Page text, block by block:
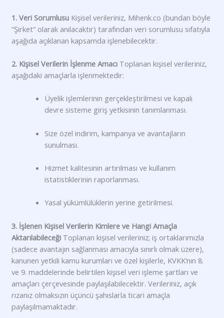
1. Veri Sorumlusu Kişisel verileriniz, Mihenk.co (bundan böyle
“Şirket” olarak anılacaktır) tarafından veri sorumlusu sıfatıyla
aşağıda açıklanan kapsamda işlenebilecektir.
2. Kişisel Verilerin İşlenme Amacı Toplanan kişisel verileriniz,
aşağıdaki amaçlarla işlenmektedir:
Üyelik işlemlerinin gerçekleştirilmesi ve kapalı
devre sisteme giriş yetkisinin tanımlanması.
Size özel indirim, kampanya ve avantajların
sunulması.
Hizmet kalitesinin artırılması ve kullanım
istatistiklerinin raporlanması.
Yasal yükümlülüklerin yerine getirilmesi.
3. İşlenen Kişisel Verilerin Kimlere ve Hangi Amaçla
Aktarılabileceği Toplanan kişisel verileriniz; iş ortaklarımızla
(sadece avantajın sağlanması amacıyla sınırlı olmak üzere),
kanunen yetkili kamu kurumları ve özel kişilerle, KVKK’nın 8.
ve 9. maddelerinde belirtilen kişisel veri işleme şartları ve
amaçları çerçevesinde paylaşılabilecektir. Verileriniz, açık
rızanız olmaksızın üçüncü şahıslarla ticari amaçla
paylaşılmamaktadır.